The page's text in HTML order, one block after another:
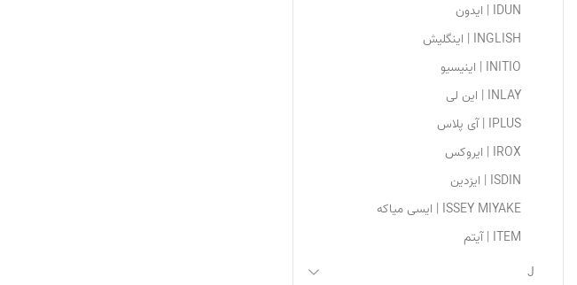
IDUN | ایدون
INGLISH | اینگلیش
INITIO | اینیسیو
INLAY | این لی
IPLUS | آی پلاس
IROX | ایروکس
ISDIN | ایزدین
ISSEY MIYAKE | ایسی میاکه
ITEM | آیتم
J